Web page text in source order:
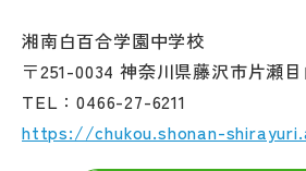
湘南白百合学園中学校
〒251-0034 神奈川県藤沢市片瀬
TEL：0466-27-6211
https://chukou.shonan-